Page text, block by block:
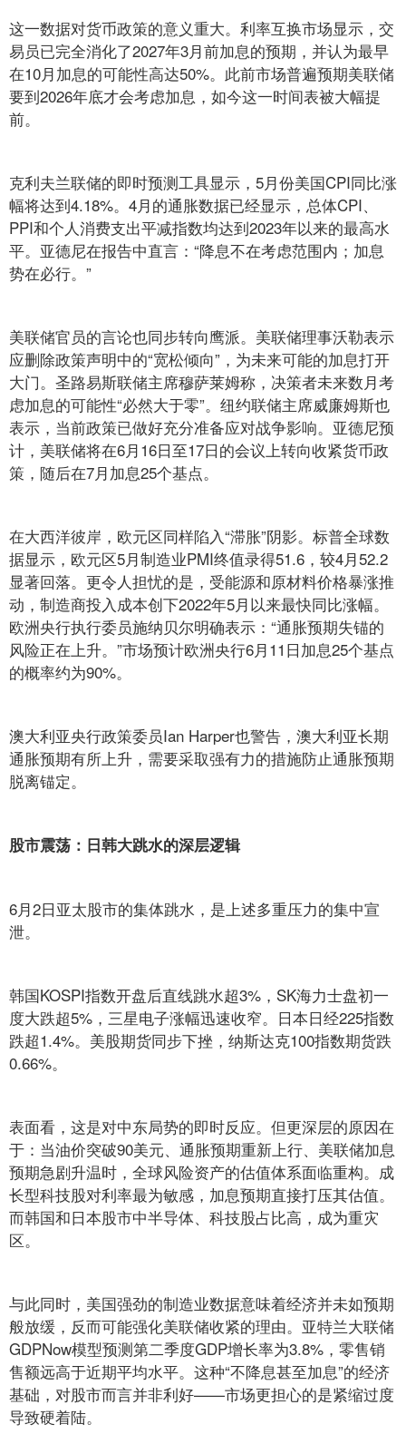
这一数据对货币政策的意义重大。利率互换市场显示，交
易员已完全消化了2027年3月前加息的预期，并认为最早
在10月加息的可能性高达50%。此前市场普遍预期美联储
要到2026年底才会考虑加息，如今这一时间表被大幅提
前。
克利夫兰联储的即时预测工具显示，5月份美国CPI同比涨
幅将达到4.18%。4月的通胀数据已经显示，总体CPI、
PPI和个人消费支出平减指数均达到2023年以来的最高水
平。亚德尼在报告中直言：“降息不在考虑范围内；加息
势在必行。”
美联储官员的言论也同步转向鹰派。美联储理事沃勒表示
应删除政策声明中的“宽松倾向”，为未来可能的加息打开
大门。圣路易斯联储主席穆萨莱姆称，决策者未来数月考
虑加息的可能性“必然大于零”。纽约联储主席威廉姆斯也
表示，当前政策已做好充分准备应对战争影响。亚德尼预
计，美联储将在6月16日至17日的会议上转向收紧货币政
策，随后在7月加息25个基点。
在大西洋彼岸，欧元区同样陷入“滞胀”阴影。标普全球数
据显示，欧元区5月制造业PMI终值录得51.6，较4月52.2
显著回落。更令人担忧的是，受能源和原材料价格暴涨推
动，制造商投入成本创下2022年5月以来最快同比涨幅。
欧洲央行执行委员施纳贝尔明确表示：“通胀预期失锚的
风险正在上升。”市场预计欧洲央行6月11日加息25个基点
的概率约为90%。
澳大利亚央行政策委员Ian Harper也警告，澳大利亚长期
通胀预期有所上升，需要采取强有力的措施防止通胀预期
脱离锚定。
股市震荡：日韩大跳水的深层逻辑
6月2日亚太股市的集体跳水，是上述多重压力的集中宣
泄。
韩国KOSPI指数开盘后直线跳水超3%，SK海力士盘初一
度大跌超5%，三星电子涨幅迅速收窄。日本日经225指数
跌超1.4%。美股期货同步下挫，纳斯达克100指数期货跌
0.66%。
表面看，这是对中东局势的即时反应。但更深层的原因在
于：当油价突破90美元、通胀预期重新上行、美联储加息
预期急剧升温时，全球风险资产的估值体系面临重构。成
长型科技股对利率最为敏感，加息预期直接打压其估值。
而韩国和日本股市中半导体、科技股占比高，成为重灾
区。
与此同时，美国强劲的制造业数据意味着经济并未如预期
般放缓，反而可能强化美联储收紧的理由。亚特兰大联储
GDPNow模型预测第二季度GDP增长率为3.8%，零售销
售额远高于近期平均水平。这种“不降息甚至加息”的经济
基础，对股市而言并非利好——市场更担心的是紧缩过度
导致硬着陆。